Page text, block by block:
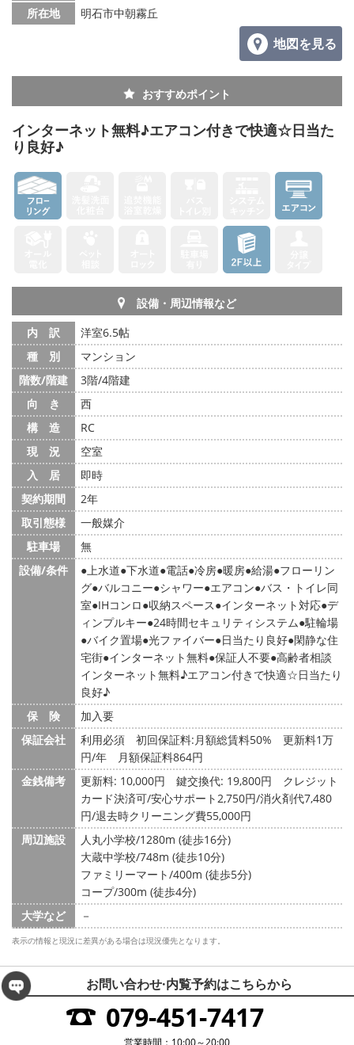
所在地
明石市中朝霧丘
地図を見る
おすすめポイント
インターネット無料♪エアコン付きで快適☆日当た
り良好♪
設備・周辺情報など
内 訳
洋室6.5帖
種 別
マンション
階数/階建
3階/4階建
向 き
西
構 造
RC
現 況
空室
入 居
即時
契約期間
2年
取引態様
一般媒介
駐車場
無
設備/条件
上水道 下水道 電話 冷房 暖房 給湯 フローリン
グ バルコニー シャワー エアコン バス・トイレ同
室 IHコンロ 収納スペース インターネット対応 デ
ィンプルキー 24時間セキュリティシステム 駐輪場
バイク置場 光ファイバー 日当たり良好 閑静な住
宅街 インターネット無料 保証人不要 高齢者相談
インターネット無料♪エアコン付きで快適☆日当たり
良好♪
保 険
加入要
保証会社
利用必須 初回保証料:月額総賃料50% 更新料1万
円/年 月額保証料864円
金銭備考
更新料: 10,000円 鍵交換代: 19,800円
クレジット
カード決済可/安心サポート2,750円/消火剤代7,480
円/退去時クリーニング費55,000円
周辺施設
人丸小学校/1280m (徒歩16分)
大蔵中学校/748m (徒歩10分)
ファミリーマート/400m (徒歩5分)
コープ/300m (徒歩4分)
大学など
－
表示の情報と現況に差異がある場合は現況優先となります。
お問い合わせ·内覧予約はこちらから
079-451-7417
営業時間：10:00～20:00